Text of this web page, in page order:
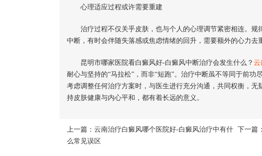
心理适应过程或许需要重建
治疗过程不仅关乎皮肤，也与个人的心理调节紧密相连。规
中断，有时会伴随失落感或焦虑情绪的回升，需要额外的心力去
昆明市哪家医院看白癜风好-白癜风中断治疗会发生什么？ 云
耐心与坚持的“马拉松”，而非“短跑”。治疗中断虽不等同于前
考虑调整任何治疗方案时，与医生进行充分沟通，共同权衡，
持皮肤健康与内心平和，都有着长远的意义。
上一篇： 云南治疗白癜风哪个医院好-白癜风治疗中有什
么常见误区
下一篇：